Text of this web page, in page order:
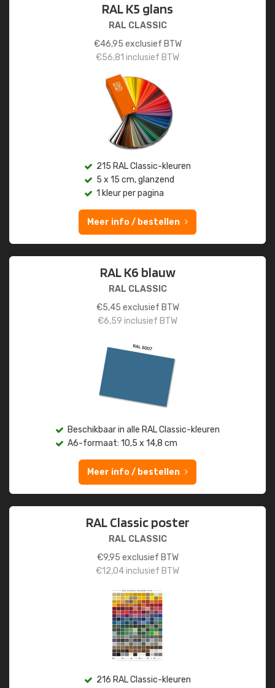
RAL K5 glans
RAL CLASSIC
€46,95 exclusief BTW
€56,81 inclusief BTW
215 RAL Classic-kleuren
5 x 15 cm, glanzend
1 kleur per pagina
Meer info / bestellen
RAL K6 blauw
RAL CLASSIC
€5,45 exclusief BTW
€6,59 inclusief BTW
Beschikbaar in alle RAL Classic-kleuren
A6-formaat: 10,5 x 14,8 cm
Meer info / bestellen
RAL Classic poster
RAL CLASSIC
€9,95 exclusief BTW
€12,04inclusief BTW
216 RAL Classic-kleuren